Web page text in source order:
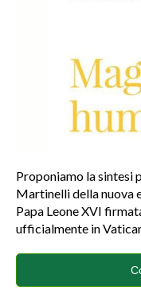
Proponiamo la sintesi
Martinelli della nuova
Papa Leone XVI
ufficialmente in